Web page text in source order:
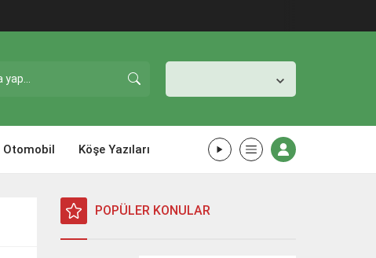
Otomobil Köşe Yazıları
POPÜLER KONULAR